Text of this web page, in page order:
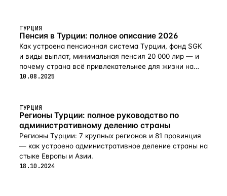
ТУРЦИЯ
Пенсия в Турции: полное описание 2026
Как устроена пенсионная система Турции, фонд SGK
и виды выплат, минимальная пенсия 20 000 лир — и
почему страна всё привлекательнее для жизни на
пенсии в 2026-м.
10.08.2025
ТУРЦИЯ
Регионы Турции: полное руководство по
административному делению страны
Регионы Турции: 7 крупных регионов и 81 провинция
— как устроено административное деление страны на
стыке Европы и Азии.
18.10.2024